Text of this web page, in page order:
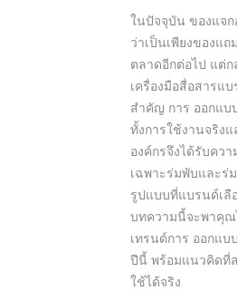
ในปัจจุบัน ของแจก
ว่าเป็นเพียงของแ
ตลาดอีกต่อไป แต่ก
เครื่องมือสื่อสารแ
สำคัญ การ ออกแบ
ทั้งการใช้งานจริง
องค์กรจึงได้รับคว
เฉพาะร่มพับและร่
รูปแบบที่แบรนด์เลื
บทความนี้จะพาคุณ
เทรนด์การ ออกแบ
ปีนี้ พร้อมแนวคิดที่
ใช้ได้จริง